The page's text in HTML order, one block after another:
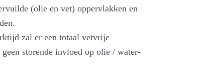
(olie en vet) oppervlakken en
zal er een totaal vetvrije
storende invloed op olie / water-